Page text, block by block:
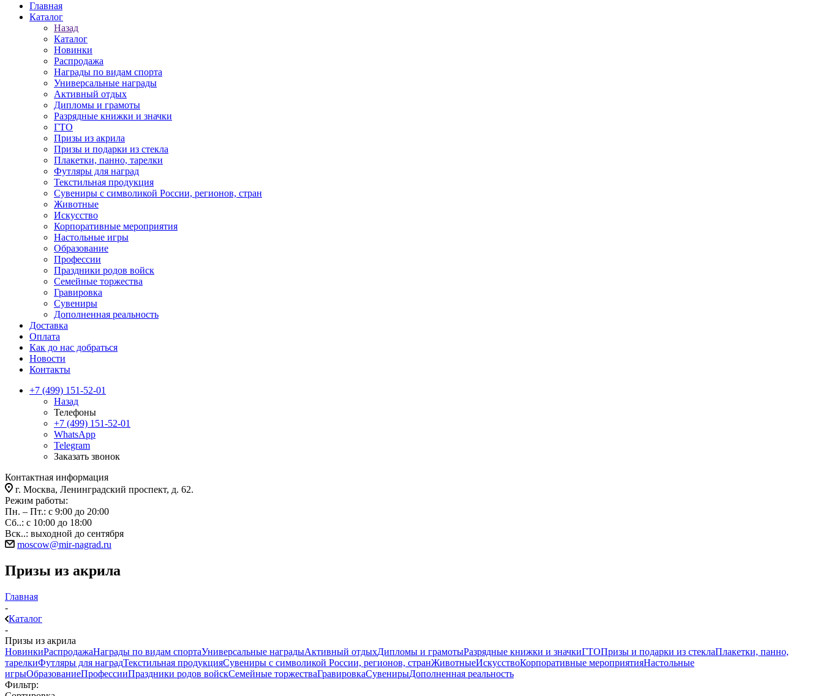
Главная
Каталог
Назад
Каталог
Новинки
Распродажа
Награды по видам спорта
Универсальные награды
Активный отдых
Дипломы и грамоты
Разрядные книжки и значки
ГТО
Призы из акрила
Призы и подарки из стекла
Плакетки, панно, тарелки
Футляры для наград
Текстильная продукция
Сувениры с символикой России, регионов, стран
Животные
Искусство
Корпоративные мероприятия
Настольные игры
Образование
Профессии
Праздники родов войск
Семейные торжества
Гравировка
Сувениры
Дополненная реальность
Доставка
Оплата
Как до нас добраться
Новости
Контакты
+7 (499) 151-52-01
Назад
Телефоны
+7 (499) 151-52-01
WhatsApp
Telegram
Заказать звонок
Контактная информация
г. Москва, Ленинградский проспект, д. 62.
Режим работы:
Пн. – Пт.: с 9:00 до 20:00
Сб..: с 10:00 до 18:00
Вск..: выходной до сентября
moscow@mir-nagrad.ru
Призы из акрила
Главная
-
Каталог
-
Призы из акрила
НовинкиРаспродажаНаграды по видам спортаУниверсальные наградыАктивный отдыхДипломы и грамотыРазрядные книжки и значкиГТОПризы и подарки из стеклаПлакетки, панно,
тарелкиФутляры для наградТекстильная продукцияСувениры с символикой России, регионов, странЖивотныеИскусствоКорпоративные мероприятияНастольные
игрыОбразованиеПрофессииПраздники родов войскСемейные торжестваГравировкаСувенирыДополненная реальность
Фильтр: